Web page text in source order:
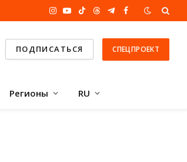
Instagram
YouTube
TikTokThreadsTelegram
Facebook
ПОДПИСАТЬСЯ СПЕЦПРОЕКТ
Регионы RU